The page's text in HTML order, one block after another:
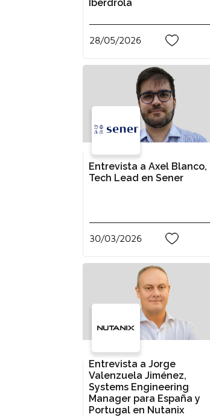
Iberdrola
28/05/2026
Entrevista a Axel Blanco,
Tech Lead en Sener
30/03/2026
Entrevista a Jorge
Valenzuela Jiménez,
Systems Engineering
Manager para España y
Portugal en Nutanix